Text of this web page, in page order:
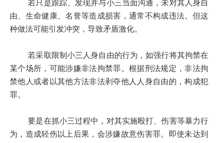
若只是跟踪、发现并与小三当面沟通，未对其人身自
由、生命健康、名誉等造成损害，通常不构成违法。但这
种做法可能引发冲突，导致矛盾激化。
若采取限制小三人身自由的行为，如强行将其拘禁在
某个场所，可能涉嫌非法拘禁罪。根据刑法规定，非法拘
禁他人或者以其他方法非法剥夺他人人身自由的，构成犯
罪。
要是在抓小三过程中，对其实施殴打、伤害等暴力行
为，造成轻伤以上后果，会涉嫌故意伤害罪。即使未达到